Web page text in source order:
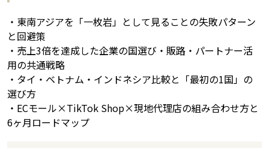
・東南アジアを「一枚岩」として見ることの失敗パターン
と回避策
・売上3倍を達成した企業の国選び・販路・パートナー活
用の共通戦略
・タイ・ベトナム・インドネシア比較と「最初の1国」の
選び方
・ECモール×TikTok Shop×現地代理店の組み合わせ方と
6ヶ月ロードマップ